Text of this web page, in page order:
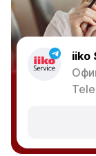
iiko